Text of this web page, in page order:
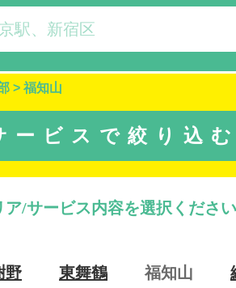
> 福知山
ービスで絞り込む
/サービス内容を選択ください
野
東舞鶴 福知山